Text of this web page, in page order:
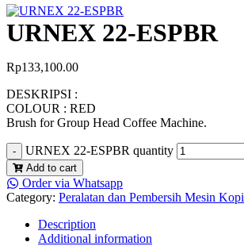
URNEX 22-ESPBR
Rp133,100.00
DESKRIPSI :
COLOUR : RED
Brush for Group Head Coffee Machine.
URNEX 22-ESPBR quantity
Add to cart
Order via Whatsapp
Category: Peralatan dan Pembersih Mesin Kopi
Description
Additional information